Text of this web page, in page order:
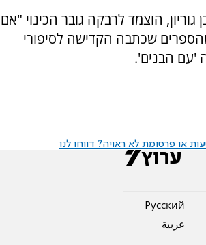
גוריון, הוצמד לרבקה גובר הכינוי "אם
שכתבה הקדישה לסיפורי
'עם הבנים'.
או פרסומת לא ראויה? דווחו לנו
Pусский
عربية